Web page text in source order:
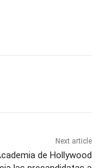
Next article
de Hollywood